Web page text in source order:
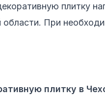
плитку
При
плитку в